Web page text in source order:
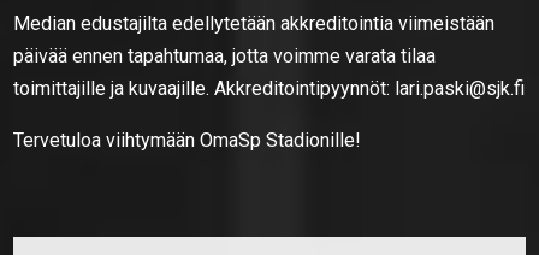
Median edustajilta edellytetään akkreditointia viimeistään
päivää ennen tapahtumaa, jotta voimme varata tilaa
toimittajille ja kuvaajille. Akkreditointipyynnöt: lari.paski@sjk.fi
Tervetuloa viihtymään OmaSp Stadionille!